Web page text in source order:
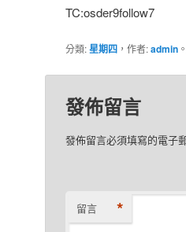
TC:osder9follow7
分類:星期四，作者:admin
發佈留言
發佈留言必須填寫的電子
留言 *